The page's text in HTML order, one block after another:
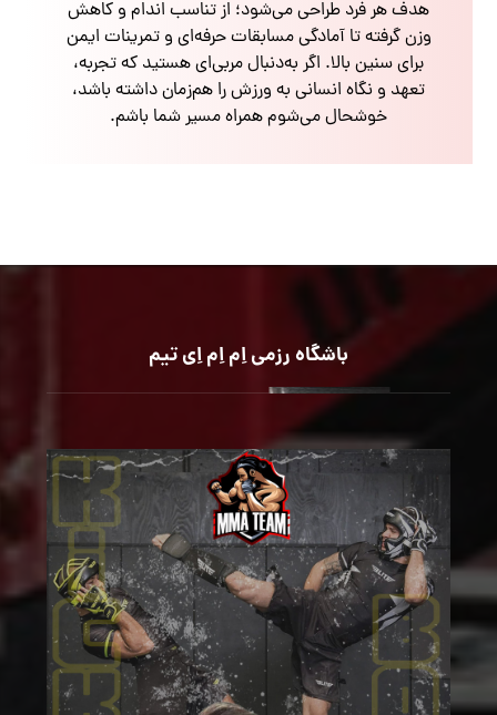
هدف هر فرد طراحی می‌شود؛ از تناسب اندام و کاهش
وزن گرفته تا آمادگی مسابقات حرفه‌ای و تمرینات ایمن
برای سنین بالا. اگر به‌دنبال مربی‌ای هستید که تجربه،
تعهد و نگاه انسانی به ورزش را هم‌زمان داشته باشد،
خوشحال می‌شوم همراه مسیر شما باشم.
باشگاه رزمی اِم اِم اِی تیم